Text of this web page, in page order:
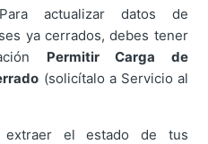
actualizar datos de
ya cerrados, debes tener
Permitir Carga de
(solicítalo a Servicio al
extraer el estado de tus